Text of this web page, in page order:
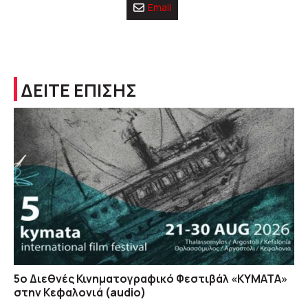
Email
ΔΕΙΤΕ ΕΠΙΣΗΣ
5ο Διεθνές Κινηματογραφικό Φεστιβάλ «ΚΥΜΑΤΑ»
στην Κεφαλονιά (audio)